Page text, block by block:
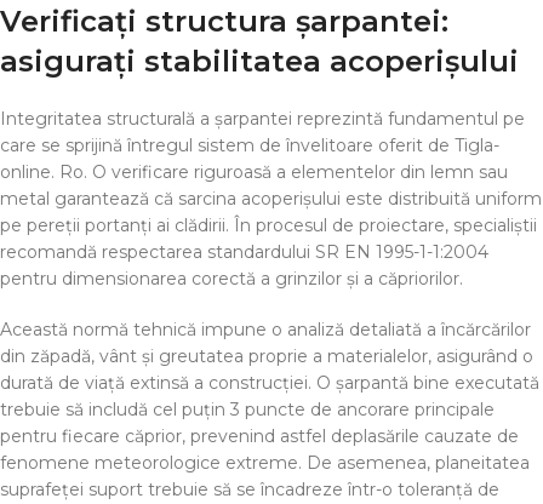
Verificați structura șarpantei:
asigurați stabilitatea acoperișului
Integritatea structurală a șarpantei reprezintă fundamentul pe
care se sprijină întregul sistem de învelitoare oferit de Tigla-
online. Ro. O verificare riguroasă a elementelor din lemn sau
metal garantează că sarcina acoperișului este distribuită uniform
pe pereții portanți ai clădirii. În procesul de proiectare, specialiștii
recomandă respectarea standardului SR EN 1995-1-1:2004
pentru dimensionarea corectă a grinzilor și a căpriorilor.
Această normă tehnică impune o analiză detaliată a încărcărilor
din zăpadă, vânt și greutatea proprie a materialelor, asigurând o
durată de viață extinsă a construcției. O șarpantă bine executată
trebuie să includă cel puțin 3 puncte de ancorare principale
pentru fiecare căprior, prevenind astfel deplasările cauzate de
fenomene meteorologice extreme. De asemenea, planeitatea
suprafeței suport trebuie să se încadreze într-o toleranță de